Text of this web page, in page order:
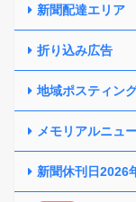
新聞配達エリア
折り込み広告
地域ポスティン
メモリアルニュ
新聞休刊日2026